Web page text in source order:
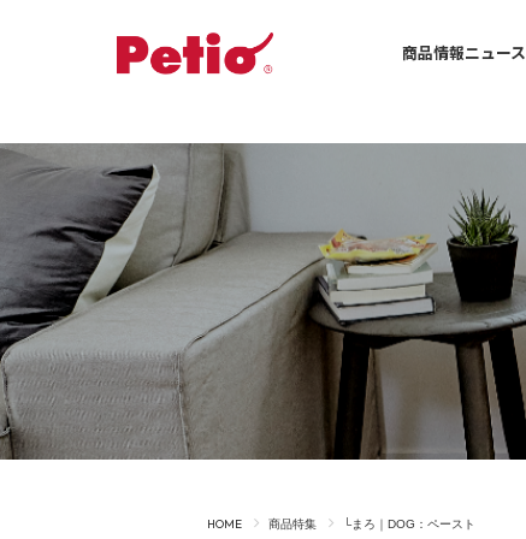
商品情報
ドッグ一覧へ
カテゴリー -CATEGORY
フード
住まい 手入れ・ケア
ニュース
HOME 商品特集 └まろ｜DOG：ペースト